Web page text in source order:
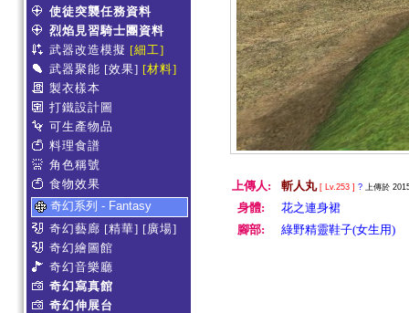
使徒突襲任務資料
烈焰見習騎士團資料
武器改造模擬 [細工]
武器聚能 [效果] [材料]
製衣樣本
打鐵設計圖
可生產物品
料理食譜
角色稱號
食物效果
奇幻系列 - Fantasy
奇幻藝廊 [精華] [廣場]
奇幻繪圖館
奇幻音樂廳
奇幻寫真館
奇幻伸展台
上傳人: 斬人丸[ Lv.253 ] ? 上傳於
身體:
花之連身裙
腳部:
綠野精靈鞋子(女生用)